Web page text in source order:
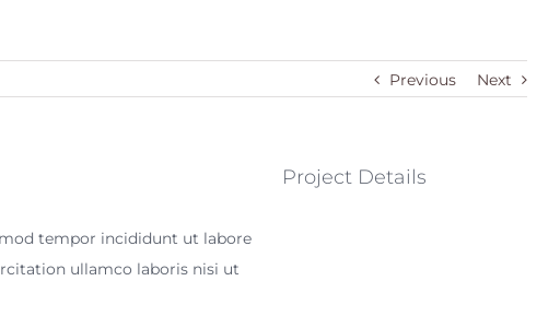
Previous Next
tempor incididunt ut labore
ullamco laboris nisi ut
Project Details